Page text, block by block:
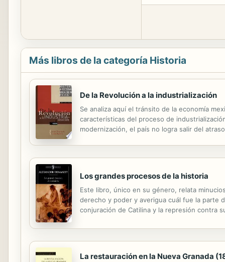
Más libros de la categoría Historia
De la Revolución a la industrialización
Se analiza aquí el tránsito de la economía
características del proceso de
modernización, el país no logra salir del
Los grandes procesos de la historia
Este libro, único en su género, relata
derecho y poder y averigua cuál fue la parte
conjuración de Catilina y la represión contra
La restauración en la Nueva Granada